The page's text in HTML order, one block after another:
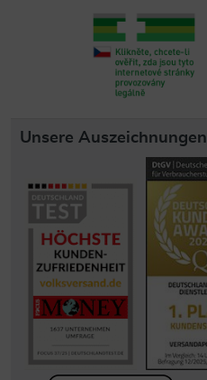
Unsere Auszeichnungen